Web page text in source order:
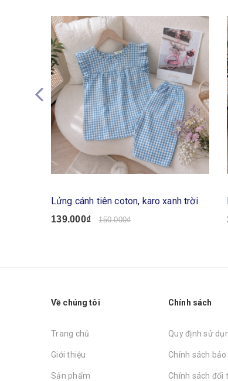
Lửng cánh tiên coton, karo xanh trời
139.000₫ 150.000₫
Về chúng tôi
Trang chủ
Giới thiệu
Sản phẩm
Chính sách
Quy định sử
Chính sách
Chính sách đổi